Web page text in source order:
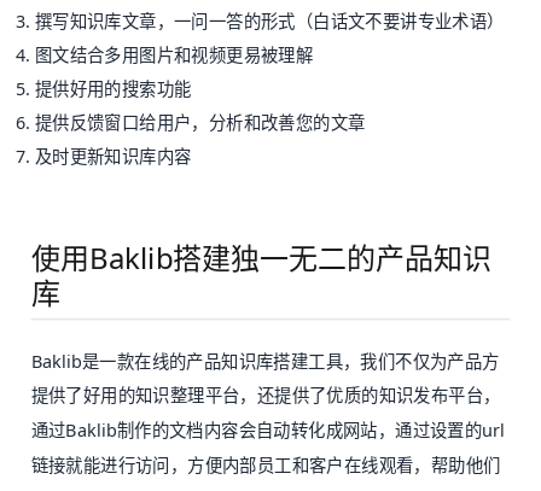
撰写知识库文章，一问一答的形式（白话文不要讲专业术语）
图文结合多用图片和视频更易被理解
提供好用的搜索功能
提供反馈窗口给用户，分析和改善您的文章
及时更新知识库内容
使用Baklib搭建独一无二的产品知识
库
Baklib是一款在线的产品知识库搭建工具，我们不仅为产品方
提供了好用的知识整理平台，还提供了优质的知识发布平台，
通过Baklib制作的文档内容会自动转化成网站，通过设置的url
链接就能进行访问，方便内部员工和客户在线观看，帮助他们